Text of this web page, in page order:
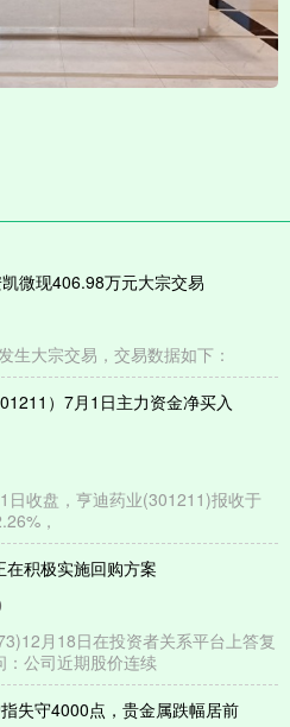
微现406.98万元大宗交易
生大宗交易，交易数据如下：
）7月1日主力资金净买入
收盘，亨迪药业(301211)报收于
，
积极实施回购方案
月18日在投资者关系平台上答复
公司近期股价连续
失守4000点，贵金属跌幅居前